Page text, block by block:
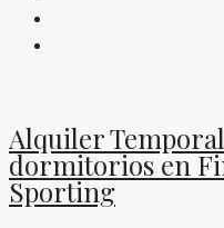
Alquiler
dormitorios en
Sporting